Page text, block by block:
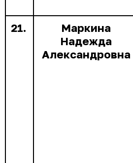
21.
Маркина
Надежда
Александровна